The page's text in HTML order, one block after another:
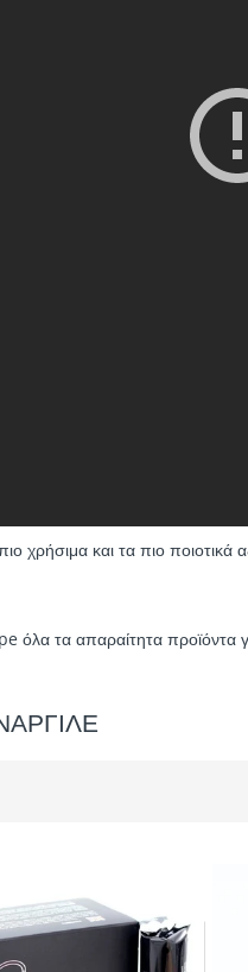
χρήσιμα και τα πιο
όλα τα απαραίτητα προϊόντα